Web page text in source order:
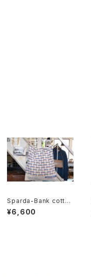
Sparda-Bank cotton
promotional should
er Bag
¥6,600